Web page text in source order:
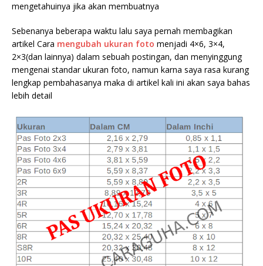
mengetahuinya jika akan membuatnya
Sebenanya beberapa waktu lalu saya pernah membagikan
artikel Cara mengubah ukuran foto menjadi 4×6, 3×4,
2×3(dan lainnya) dalam sebuah postingan, dan menyinggung
mengenai standar ukuran foto, namun karna saya rasa kurang
lengkap pembahasanya maka di artikel kali ini akan saya bahas
lebih detail